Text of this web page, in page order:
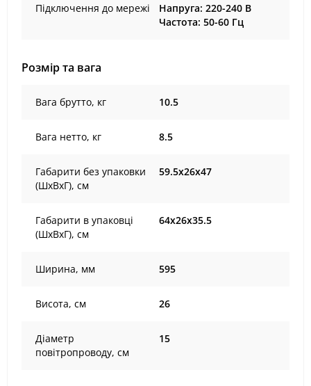
Підключення до мережі
Напруга: 220-240 В
Частота: 50-60 Гц
Розмір та вага
Вага брутто, кг 10.5
Вага нетто, кг 8.5
Габарити без упаковки
(ШхВхГ), cм
59.5х26х47
Габарити в упаковці
(ШхВхГ), cм
64х26х35.5
Ширина, мм 595
Висота, см 26
Діаметр
повітропроводу, см
15